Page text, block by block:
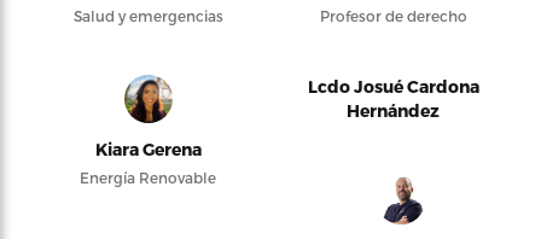
Salud y emergencias Profesor de derecho
Kiara Gerena
Energía Renovable
Lcdo Josué Cardona
Hernández